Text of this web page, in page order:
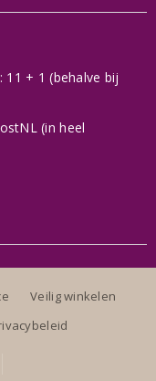
+ 1 (behalve bij
(in heel
Veilig winkelen